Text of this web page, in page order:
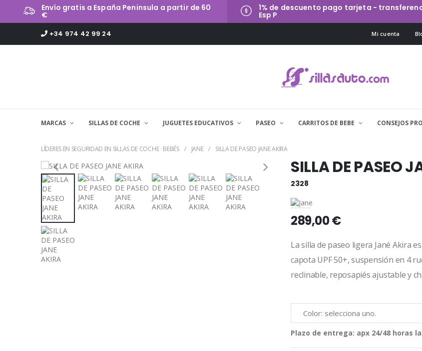
Envío gratis a España Peninsula a partir de 60
€
1% de descuento pago tarjeta -
Esp P
+34 974 42 99 24 Mi cuenta
MARCAS SILLAS DE COCHE JUGUETES EDUCATIVOS PASEO CARRITOS DE BEBE CONSEJOS PRO
LÍDERES EN SEGURIDAD EN SILLAS DE COCHE · BEBÉS JANE SILLA DE PASEO JANE AKIRA
SILLA DE PASEO
2328
289,00 €
La silla de paseo ligera Jané Akira
capota UPF 50+, suspensión en 4
reclinable, reposapiés ajustable y
Plazo de entrega: apx 24/48 horas